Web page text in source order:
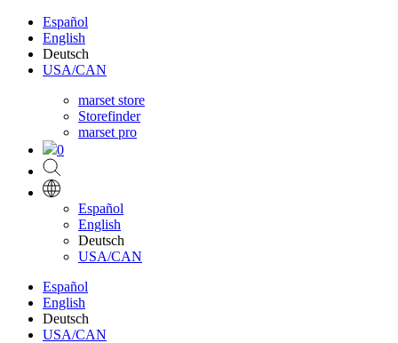
Español
English
Deutsch
USA/CAN
marset store
Storefinder
marset pro
0
Español
English
Deutsch
USA/CAN
Español
English
Deutsch
USA/CAN